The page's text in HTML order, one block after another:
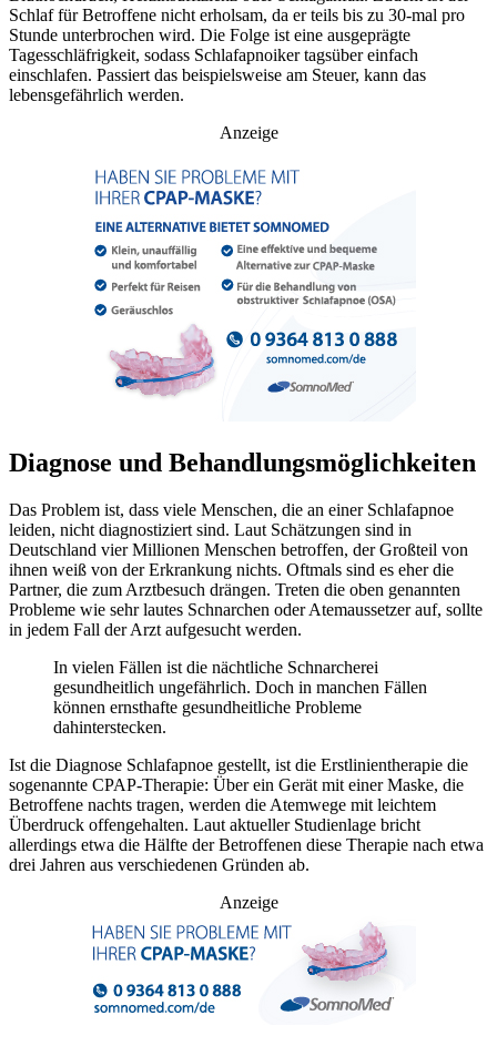
Schlaf für Betroffene nicht erholsam, da er teils bis zu 30-mal pro
Stunde unterbrochen wird. Die Folge ist eine ausgeprägte
Tagesschläfrigkeit, sodass Schlafapnoiker tagsüber einfach
einschlafen. Passiert das beispielsweise am Steuer, kann das
lebensgefährlich werden.
Anzeige
Diagnose und Behandlungsmöglichkeiten
Das Problem ist, dass viele Menschen, die an einer Schlafapnoe
leiden, nicht diagnostiziert sind. Laut Schätzungen sind in
Deutschland vier Millionen Menschen betroffen, der Großteil von
ihnen weiß von der Erkrankung nichts. Oftmals sind es eher die
Partner, die zum Arztbesuch drängen. Treten die oben genannten
Probleme wie sehr lautes Schnarchen oder Atemaussetzer auf, sollte
in jedem Fall der Arzt aufgesucht werden.
In vielen Fällen ist die nächtliche Schnarcherei
gesundheitlich ungefährlich. Doch in manchen Fällen
können ernsthafte gesundheitliche Probleme
dahinterstecken.
Ist die Diagnose Schlafapnoe gestellt, ist die Erstlinientherapie die
sogenannte CPAP-Therapie: Über ein Gerät mit einer Maske, die
Betroffene nachts tragen, werden die Atemwege mit leichtem
Überdruck offengehalten. Laut aktueller Studienlage bricht
allerdings etwa die Hälfte der Betroffenen diese Therapie nach etwa
drei Jahren aus verschiedenen Gründen ab.
Anzeige